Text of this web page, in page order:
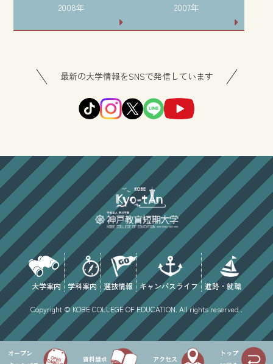
2008年 2007年
最新の大学情報をSNSで発信しています
大学案内 学科案内 選抜情報 キャンパスライフ 進路・就職
Copyright © KOBE COLLEGE OF EDUCATION. All rights reserved .
オープン
資料請求 アクセス
トップ